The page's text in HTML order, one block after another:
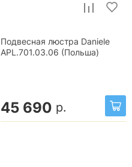
Подвесная люстра Daniele
APL.701.03.06 (Польша)
45 690 р.